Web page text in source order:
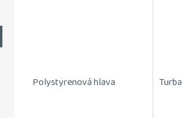
Polystyrenová hlava